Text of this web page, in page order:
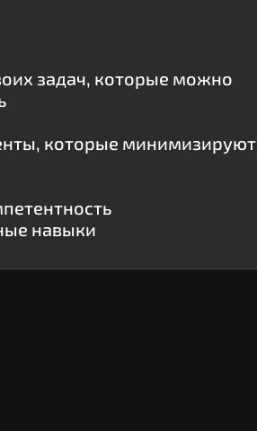
задач, которые можно
которые минимизируют
навыки